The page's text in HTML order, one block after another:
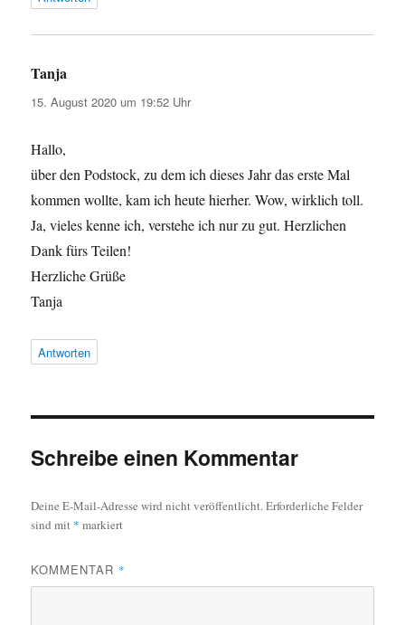
Tanja
15. August 2020 um 19:52 Uhr
Hallo,
über den Podstock, zu dem ich dieses Jahr das erste Mal
kommen wollte, kam ich heute hierher. Wow, wirklich toll.
Ja, vieles kenne ich, verstehe ich nur zu gut. Herzlichen
Dank fürs Teilen!
Herzliche Grüße
Tanja
Antworten
Schreibe einen Kommentar
Deine E-Mail-Adresse wird nicht veröffentlicht.Erforderliche Felder
sind mit * markiert
KOMMENTAR *